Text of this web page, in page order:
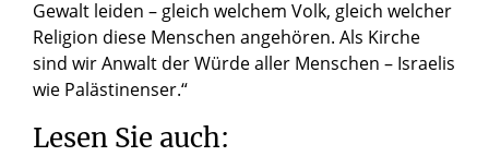
Gewalt leiden – gleich welchem Volk, gleich welcher
Religion diese Menschen angehören. Als Kirche
sind wir Anwalt der Würde aller Menschen – Israelis
wie Palästinenser.“
Lesen Sie auch: